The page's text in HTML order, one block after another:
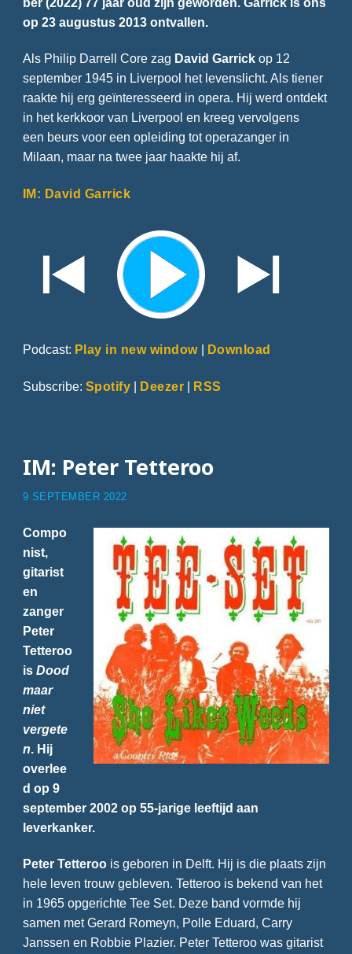
op 23 augustus 2013 ontvallen.
Als Philip Darrell Core zag David Garrick op 12
september 1945 in Liverpool het levenslicht. Als tiener
raakte hij erg geïnteresseerd in opera. Hij werd ontdekt
in het kerkkoor van Liverpool en kreeg vervolgens
een beurs voor een opleiding tot operazanger in
Milaan, maar na twee jaar haakte hij af.
IM: David Garrick
Podcast: Play in new window| Download
Subscribe: Spotify | Deezer | RSS
IM: Peter Tetteroo
9 SEPTEMBER 2022
Compo
nist,
gitarist
en
zanger
Peter
Tetteroo
is Dood
maar
niet
vergete
n. Hij
overlee
d op 9
september 2002 op 55-jarige leeftijd aan
leverkanker.
Peter Tetteroois geboren in Delft. Hij is die plaats zijn
hele leven trouw gebleven. Tetteroo is bekend van het
in 1965 opgerichte Tee Set. Deze band vormde hij
samen met Gerard Romeyn, Polle Eduard, Carry
Janssen en Robbie Plazier. Peter Tetteroo was gitarist